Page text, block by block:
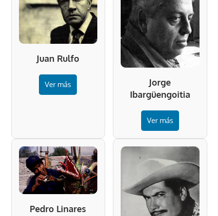
Juan Rulfo
Ver más
Jorge
Ibargüengoitia
Ver más
Pedro Linares